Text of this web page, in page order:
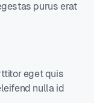
purus erat
eget quis
nulla id